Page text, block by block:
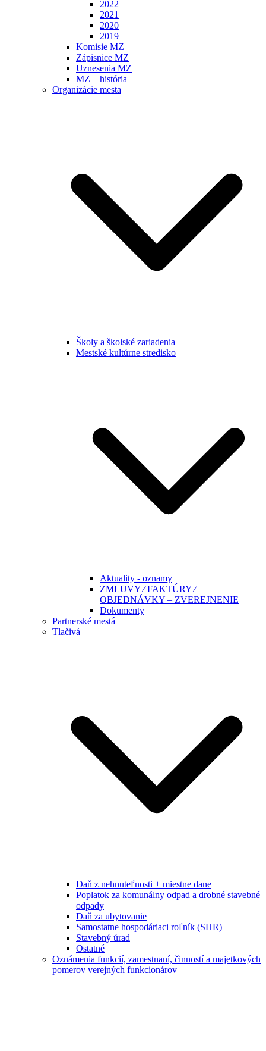
2022
2021
2020
2019
Komisie MZ
Zápisnice MZ
Uznesenia MZ
MZ – história
Organizácie mesta
Školy a školské zariadenia
Mestské kultúrne stredisko
Aktuality - oznamy
ZMLUVY ⁄ FAKTÚRY ⁄
OBJEDNÁVKY – ZVEREJNENIE
Dokumenty
Partnerské mestá
Tlačivá
Daň z nehnuteľnosti + miestne dane
Poplatok za komunálny odpad a drobné stavebné
odpady
Daň za ubytovanie
Samostatne hospodáriaci roľník (SHR)
Stavebný úrad
Ostatné
Oznámenia funkcií, zamestnaní, činností a majetkových
pomerov verejných funkcionárov